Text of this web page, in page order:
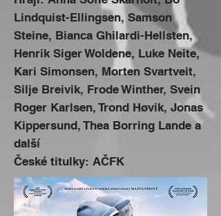
Lindquist-Ellingsen, Samson
Steine, Bianca Ghilardi-Hellsten,
Henrik Siger Woldene, Luke Neite,
Kari Simonsen, Morten Svartveit,
Silje Breivik, Frode Winther, Svein
Roger Karlsen,Trond Høvik, Jonas
Kippersund,Thea Borring Lande a
další
České titulky: AČFK